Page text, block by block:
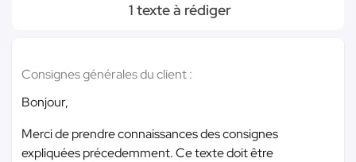
1 texte à rédiger
Consignes générales du client :
Bonjour,
Merci de prendre connaissances des consignes
expliquées précedemment. Ce texte doit être